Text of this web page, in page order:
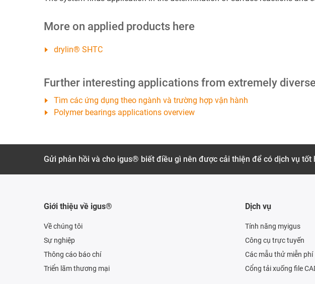
More on applied products here
drylin® SHTC
Further interesting applications from extremely
Tìm các ứng dụng theo ngành và trường hợp vận hành
Polymer bearings applications overview
Gửi phản hồi và cho igus® biết điều gì nên được cải thiện để có dịch vụ tốt
Giới thiệu về igus®
Về chúng tôi
Sự nghiệp
Thông cáo báo chí
Triển lãm thương mại
Dịch vụ
Tính năng myigus
Công cụ trực tuyến
Các mẫu thử miễn phí
Cổng tải xuống file